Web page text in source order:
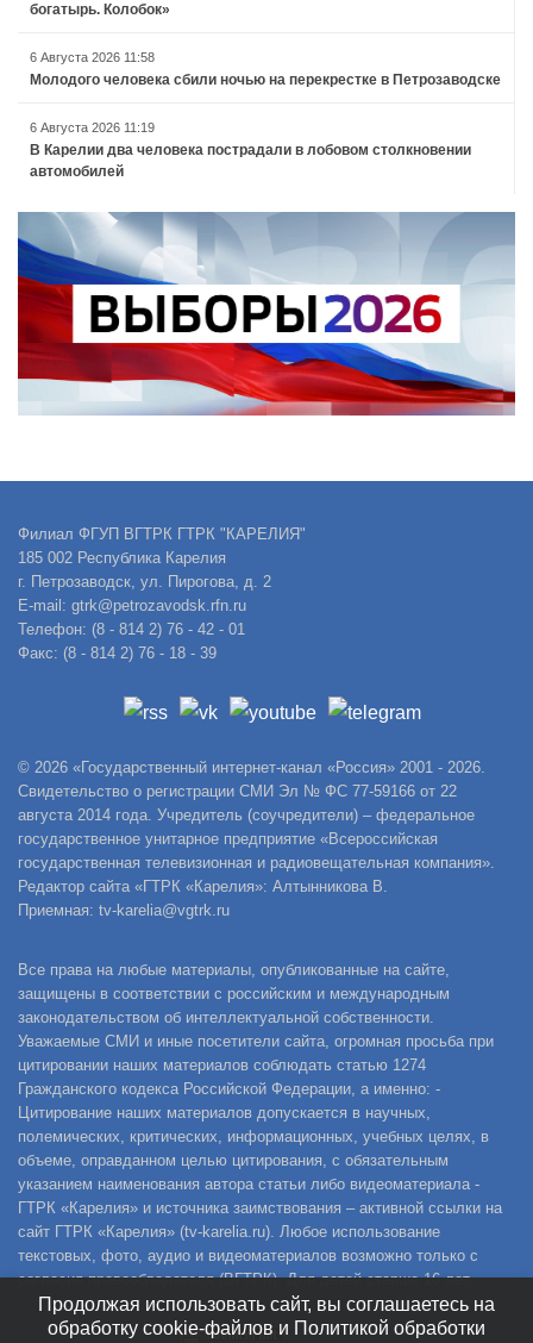
богатырь. Колобок»
6 Августа 2026 11:58
Молодого человека сбили ночью на перекрестке в Петрозаводске
6 Августа 2026 11:19
В Карелии два человека пострадали в лобовом столкновении
автомобилей
Филиал ФГУП ВГТРК ГТРК "КАРЕЛИЯ"
185 002 Республика Карелия
г. Петрозаводск, ул. Пирогова, д. 2
E-mail: gtrk@petrozavodsk.rfn.ru
Телефон: (8 - 814 2) 76 - 42 - 01
Факс: (8 - 814 2) 76 - 18 - 39
© 2026 «Государственный интернет-канал «Россия» 2001 - 2026.
Свидетельство о регистрации СМИ Эл № ФС 77-59166 от 22
августа 2014 года. Учредитель (соучредители) – федеральное
государственное унитарное предприятие «Всероссийская
государственная телевизионная и радиовещательная компания».
Редактор сайта «ГТРК «Карелия»: Алтынникова В.
Приемная: tv-karelia@vgtrk.ru
Все права на любые материалы, опубликованные на сайте,
защищены в соответствии с российским и международным
законодательством об интеллектуальной собственности.
Уважаемые СМИ и иные посетители сайта, огромная просьба при
цитировании наших материалов соблюдать статью 1274
Гражданского кодекса Российской Федерации, а именно: -
Цитирование наших материалов допускается в научных,
полемических, критических, информационных, учебных целях, в
объеме, оправданном целью цитирования, с обязательным
указанием наименования автора статьи либо видеоматериала -
ГТРК «Карелия» и источника заимствования – активной ссылки на
сайт ГТРК «Карелия» (tv-karelia.ru). Любое использование
текстовых, фото, аудио и видеоматериалов возможно только с
согласия правообладателя (ВГТРК). Для детей старше 16 лет.
Продолжая использовать сайт, вы соглашаетесь на
обработку cookie-файлов и Политикой обработки